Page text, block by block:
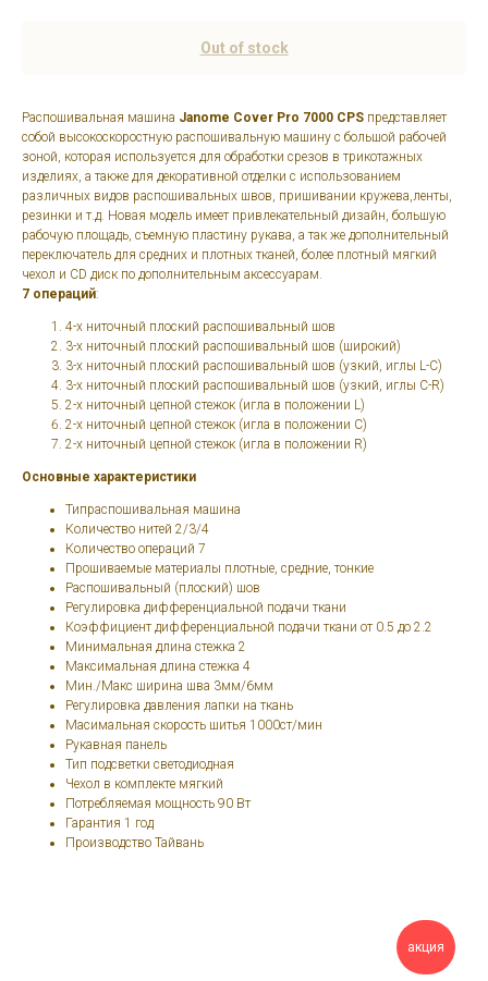
Out of stock
Распошивальная машина Janome Cover Pro 7000 CPS представляет
собой высокоскоростную распошивальную машину с большой рабочей
зоной, которая используется для обработки срезов в трикотажных
изделиях, а также для декоративной отделки с использованием
различных видов распошивальных швов, пришивании кружева,ленты,
резинки и т.д. Новая модель имеет привлекательный дизайн, большую
рабочую площадь, съемную пластину рукава, а так же дополнительный
переключатель для средних и плотных тканей, более плотный мягкий
чехол и CD диск по дополнительным аксессуарам.
7 операций:
4-х ниточный плоский распошивальный шов
3-х ниточный плоский распошивальный шов (широкий)
3-х ниточный плоский распошивальный шов (узкий, иглы L-C)
3-х ниточный плоский распошивальный шов (узкий, иглы C-R)
2-х ниточный цепной стежок (игла в положении L)
2-х ниточный цепной стежок (игла в положении C)
2-х ниточный цепной стежок (игла в положении R)
Основные характеристики
Типраспошивальная машина
Количество нитей 2/3/4
Количество операций 7
Прошиваемые материалы плотные, средние, тонкие
Распошивальный (плоский) шов
Регулировка дифференциальной подачи ткани
Коэффициент дифференциальной подачи ткани от 0.5 до 2.2
Минимальная длина стежка 2
Максимальная длина стежка 4
Мин./Макс ширина шва 3мм/6мм
Регулировка давления лапки на ткань
Масимальная скорость шитья 1000ст/мин
Рукавная панель
Тип подсветки светодиодная
Чехол в комплекте мягкий
Потребляемая мощность 90 Вт
Гарантия 1 год
Производство Тайвань
акция